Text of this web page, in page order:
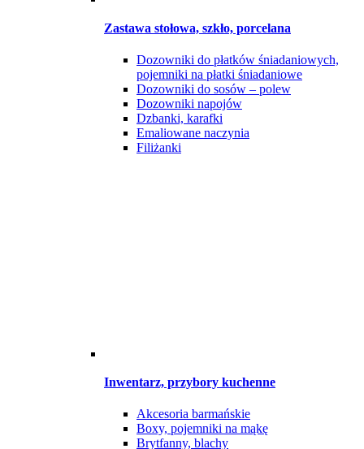
Zastawa stołowa, szkło, porcelana
Dozowniki do płatków śniadaniowych,
pojemniki na płatki śniadaniowe
Dozowniki do sosów – polew
Dozowniki napojów
Dzbanki, karafki
Emaliowane naczynia
Filiżanki
Inwentarz, przybory kuchenne
Akcesoria barmańskie
Boxy, pojemniki na mąkę
Brytfanny, blachy